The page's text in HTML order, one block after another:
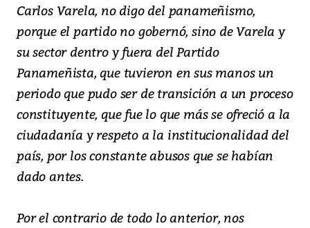
Carlos Varela, no digo del panameñismo,
porque el partido no gobernó, sino de Varela y
su sector dentro y fuera del Partido
Panameñista, que tuvieron en sus manos un
periodo que pudo ser de transición a un proceso
constituyente, que fue lo que más se ofreció a la
ciudadanía y respeto a la institucionalidad del
país, por los constante abusos que se habían
dado antes.
Por el contrario de todo lo anterior, nos